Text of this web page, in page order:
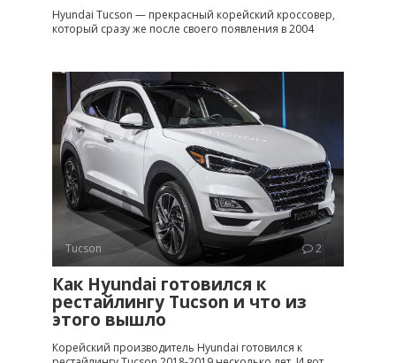
Hyundai Tucson — прекрасный корейский кроссовер,
который сразу же после своего появления в 2004
Tucson 2
Как Hyundai готовился к
рестайлингу Tucson и что из
этого вышло
Корейский производитель Hyundai готовился к